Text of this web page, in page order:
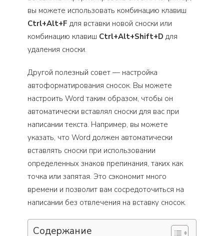
вы можете использовать комбинацию клавиш
Ctrl+Alt+F для вставки новой сноски или
комбинацию клавиш Ctrl+Alt+Shift+D для
удаления сноски.
Другой полезный совет — настройка
автоформатирования сносок. Вы можете
настроить Word таким образом, чтобы он
автоматически вставлял сноски для вас при
написании текста. Например, вы можете
указать, что Word должен автоматически
вставлять сноски при использовании
определенных знаков препинания, таких как
точка или запятая. Это сэкономит много
времени и позволит вам сосредоточиться на
написании без отвлечения на вставку сносок.
Содержание